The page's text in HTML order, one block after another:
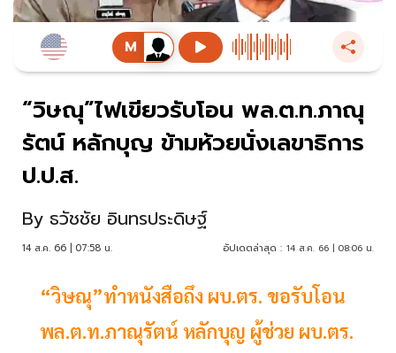
“วิษณุ”ไฟเขียวรับโอน พล.ต.ท.ภาณุ
รัตน์ หลักบุญ ข้ามห้วยนั่งเลขาธิการ
ป.ป.ส.
By ธวัชชัย อินทรประดิษฐ์
14 ส.ค. 66 | 07:58 น. อัปเดตล่าสุด : 14 ส.ค. 66 | 08:06 น.
“วิษณุ”ทำหนังสือถึง ผบ.ตร. ขอรับโอน
พล.ต.ท.ภาณุรัตน์ หลักบุญ ผู้ช่วย ผบ.ตร.